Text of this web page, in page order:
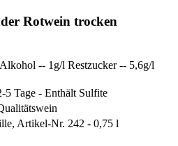
Rotwein trocken
-- 1g/l Restzucker -- 5,6g/l
5 Tage - Enthält Sulfite
Artikel-Nr. 242 - 0,75 l